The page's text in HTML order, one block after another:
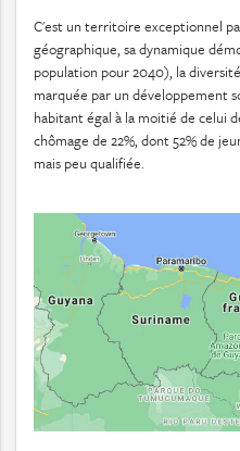
C'est un territoire exceptionnel
géographique, sa dynamique
population pour 2040), la
marquée par un développement
habitant égal à la moitié de celui
chômage de 22%, dont 52% de
mais peu qualifiée.